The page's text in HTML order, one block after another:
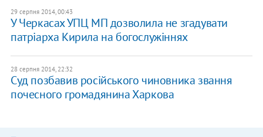
29 серпня 2014, 00:43
У Черкасах УПЦ МП дозволила не згадувати
патріарха Кирила на богослужіннях
28 серпня 2014, 22:32
Суд позбавив російського чиновника звання
почесного громадянина Харкова